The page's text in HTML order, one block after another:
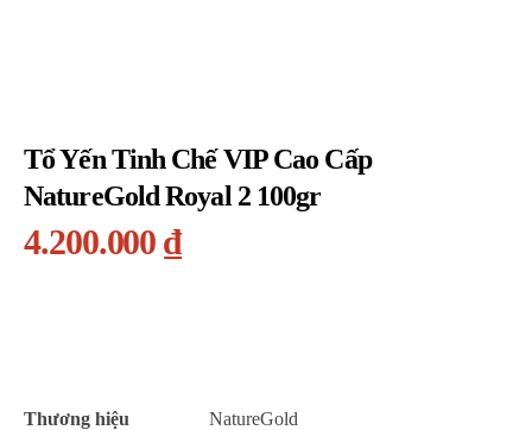
Tổ Yến Tinh Chế VIP Cao Cấp
NatureGold Royal 2 100gr
4.200.000₫
Thương hiệu
NatureGold